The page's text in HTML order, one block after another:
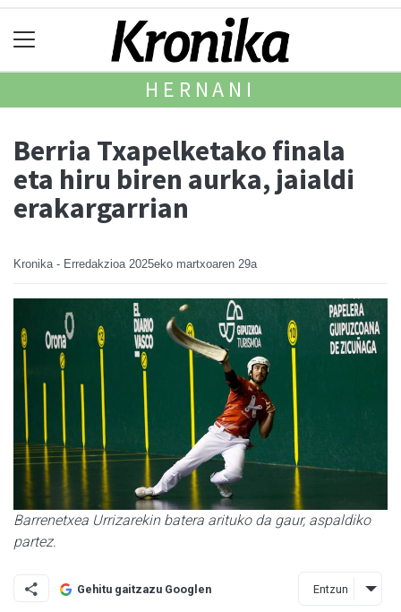
HERNANI
Berria Txapelketako finala
eta hiru biren aurka, jaialdi
erakargarrian
Kronika - Erredakzioa 2025eko martxoaren 29a
Barrenetxea Urrizarekin batera arituko da gaur, aspaldiko
partez.
Gehitu gaitzazu Googlen Entzun